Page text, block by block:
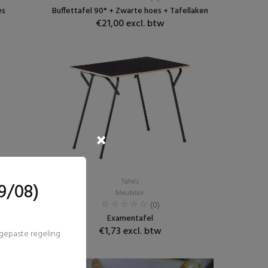
Buffettafel 90° + Zwarte hoes + Tafellaken
€21,00 excl. btw
Tafels
Meubilair
(0)
Examentafel
€1,73 excl. btw
08)
regeling